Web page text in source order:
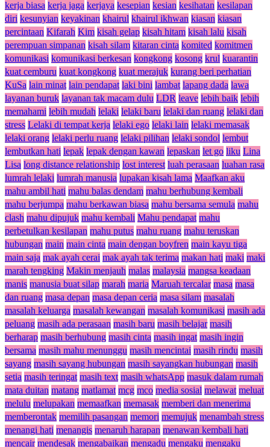
kerja biasa kerja jaga kerjaya kesepian kesian kesihatan kesilapan
diri kesunyian keyakinan khairul khairul ikhwan kiasan kiasan
percintaan Kifarah Kim kisah gelap kisah hitam kisah lalu kisah
perempuan simpanan kisah silam kitaran cinta komited komitmen
komunikasi komunikasi berkesan kongkong kosong krul kuarantin
kuat cemburu kuat kongkong kuat merajuk kurang beri perhatian
KuSa lain minat lain pendapat laki bini lambat lapang dada lawa
layanan buruk layanan tak macam dulu LDR leave lebih baik lebih
memahami lebih mudah lelaki lelaki baru lelaki dan ruang lelaki dan
stress Lelaki di tempat kerja lelaki ego lelaki lain lelaki memasak
lelaki orang lelaki perlu ruang lelaki pilihan lelaki sondol lembut
lembutkan hati lepak lepak dengan kawan lepaskan let go liku Lina
Lisa long distance relationship lost interest luah perasaan luahan rasa
lumrah lelaki lumrah manusia lupakan kisah lama Maafkan aku
mahu ambil hati mahu balas dendam mahu berhubung kembali
mahu berjumpa mahu berkawan biasa mahu bersama semula mahu
clash mahu dipujuk mahu kembali Mahu pendapat mahu
perbetulkan kesilapan mahu putus mahu ruang mahu teruskan
hubungan main main cinta main dengan boyfren main kayu tiga
main saja mak ayah cerai mak ayah tak terima makan hati maki maki
marah tengking Makin menjauh malas malaysia mangsa keadaan
manis manusia buat silap marah maria Maruah tercalar masa masa
dan ruang masa depan masa depan ceria masa silam masalah
masalah keluarga masalah kewangan masalah komunikasi masih ada
peluang masih ada perasaan masih baru masih belajar masih
berharap masih berhubung masih cinta masih ingat masih ingin
bersama masih mahu menunggu masih mencintai masih rindu masih
sayang masih sayang hubungan masih sayangkan hubungan masih
setia masih teringat masih text masih whatsApp masuk dalam rumah
mata duitan matang matlamat mcg mco media sosial melawat meluat
melulu melupakan memaafkan memasak memberi dan menerima
memberontak memilih pasangan memori memujuk menambah stress
menangi hati menangis menaruh harapan menawan kembali hati
mencair mendesak mengabaikan mengadu mengaku mengaku